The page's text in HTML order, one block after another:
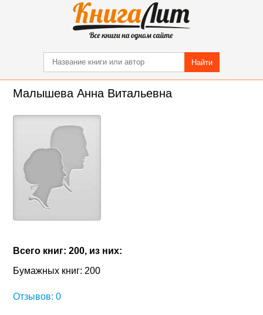
Найти
Малышева Анна Витальевна
Всего книг: 200, из них:
Бумажных книг: 200
Отзывов: 0